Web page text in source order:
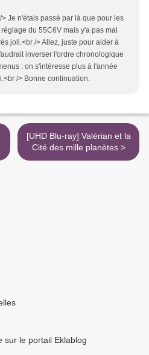
/> Je n'étais passé par là que pour les
du 55C6V mais y'a pas mal
joli.<br /> Allez, juste pour aider à
inverser l'ordre chronologique
: on s'intéresse plus à l'année
/> Bonne continuation.
[UHD Blu-ray] Valérian et la
Cité des mille planètes >
sur le portail Eklablog